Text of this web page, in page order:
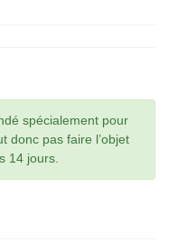
spécialement pour
donc pas faire l’objet
14 jours.